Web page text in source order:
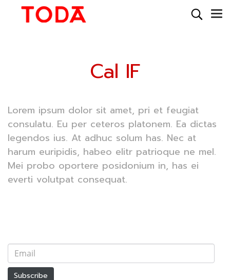
Cal IF
Lorem ipsum dolor sit amet, pri et feugiat
consulatu. Eu per ceteros platonem. Ea dictas
legendos ius. At adhuc solum has. Nec at
harum euripidis, habeo elitr patrioque ne mel.
Mei probo oportere posidonium in, has ei
everti volutpat consequat.
Subscribe